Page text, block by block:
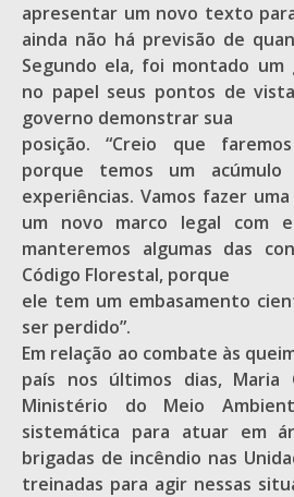
apresentar um novo texto
ainda não há previsão de
Segundo ela, foi montado um
no papel seus pontos de
governo demonstrar sua
posição. “Creio que
porque temos um
experiências. Vamos fazer
um novo marco legal com
manteremos algumas das
Código Florestal, porque
ele tem um embasamento
ser perdido”.
Em relação ao combate às
país nos últimos dias, Maria
Ministério do Meio
sistemática para atuar em
brigadas de incêndio nas
treinadas para agir nessas